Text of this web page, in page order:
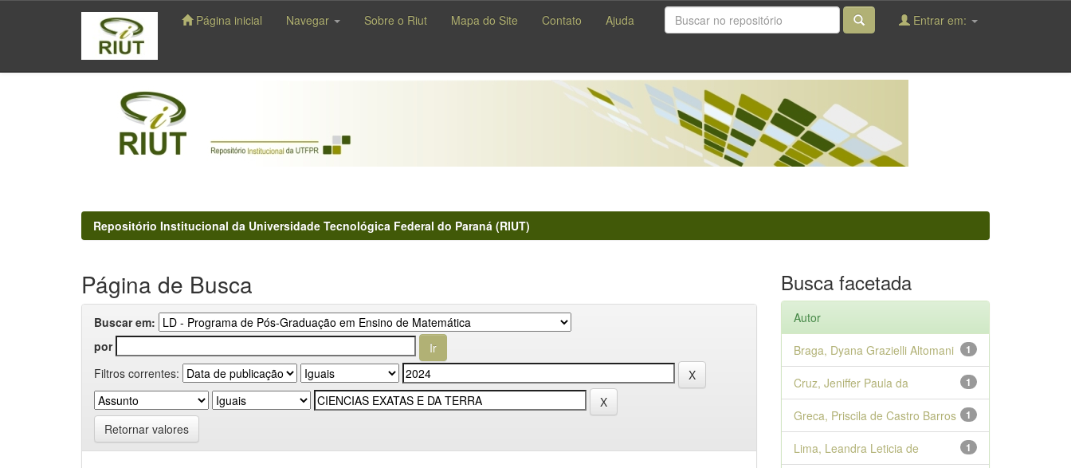
navigation
Página inicial Navegar Sobre o Riut Mapa do Site Contato Ajuda Entrar em:
Repositório Institucional da Universidade Tecnológica Federal do Paraná (RIUT)
Página de Busca
Buscar em:
por
Filtros correntes:
Retornar valores
Busca facetada
Autor
1
Braga, Dyana Grazielli Altomani
1
Cruz, Jeniffer Paula da
1
Greca, Priscila de Castro Barros
1
Lima, Leandra Leticia de